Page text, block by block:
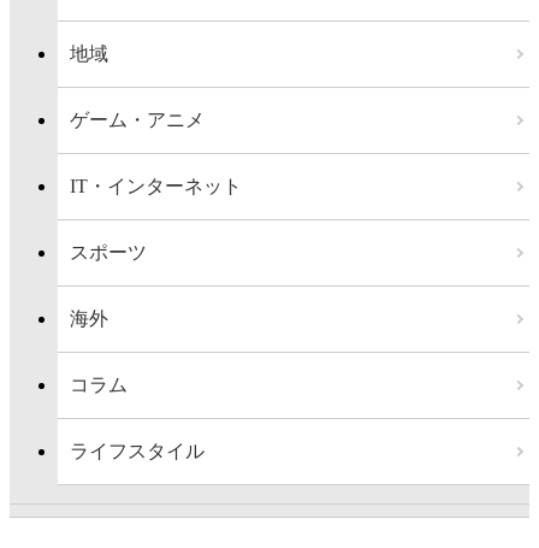
地域
ゲーム・アニメ
IT・インターネット
スポーツ
海外
コラム
ライフスタイル